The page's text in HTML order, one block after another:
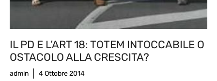
IL PD E L’ART 18: TOTEM INTOCCABILE O
OSTACOLO ALLA CRESCITA?
admin 4 Ottobre 2014